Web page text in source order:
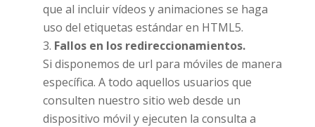
que al incluir vídeos y animaciones se haga
uso del etiquetas estándar en HTML5.
Fallos en los redireccionamientos.
Si disponemos de url para móviles de manera
específica. A todo aquellos usuarios que
consulten nuestro sitio web desde un
dispositivo móvil y ejecuten la consulta a